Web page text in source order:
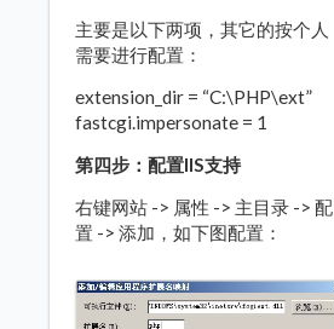
主要是以下两项，其它的按个人
需要进行配置：
extension_dir = “C:\PHP\ext”
fastcgi.impersonate = 1
第四步：配置IIS支持
右键网站 -> 属性 -> 主目录 -> 配
置 -> 添加，如下图配置：